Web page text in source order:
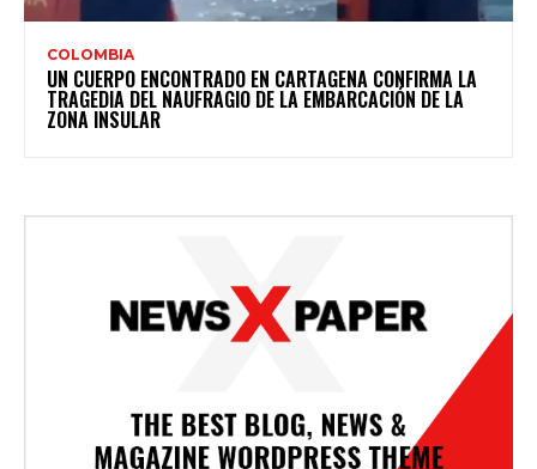
COLOMBIA
UN CUERPO ENCONTRADO EN CARTAGENA CONFIRMA LA
TRAGEDIA DEL NAUFRAGIO DE LA EMBARCACIÓN DE LA
ZONA INSULAR